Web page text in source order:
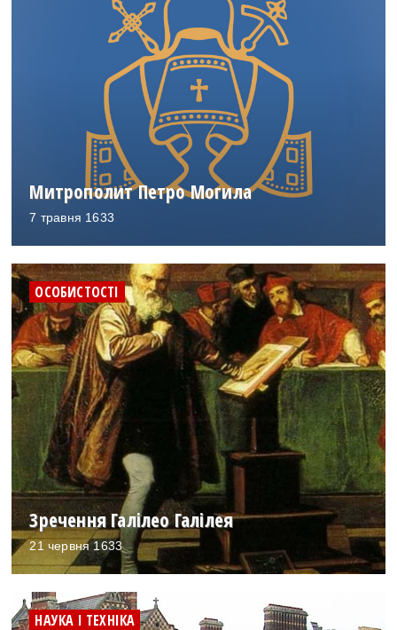
Митрополит Петро Могила
7 травня 1633
ОСОБИСТОСТІ
Зречення Галілео Галілея
21 червня 1633
НАУКА І ТЕХНІКА